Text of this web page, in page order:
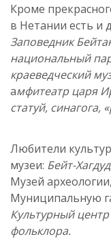
Кроме
в Нетании есть и
Заповедник
национальный
краеведческий
амфитеатр царя
статуй, синагога,
Любители
музеи: Бейт-
Музей
Муниципальную
Культурный центр
фольклора.